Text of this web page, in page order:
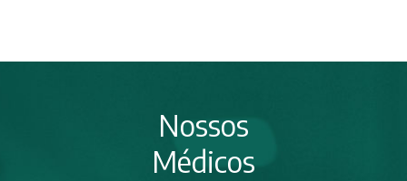
Nossos
Médicos